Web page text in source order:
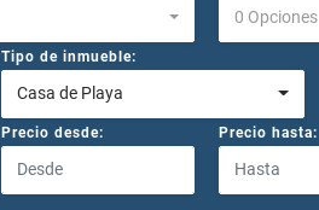
0 Opciones
Tipo de inmueble:
Casa de Playa
Precio desde: Precio hasta: